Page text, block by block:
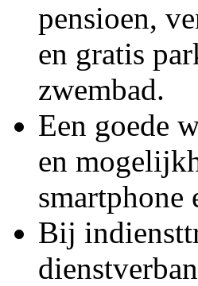
pensioen,
en gratis
zwembad.
Een goede
en
smartphone
Bij